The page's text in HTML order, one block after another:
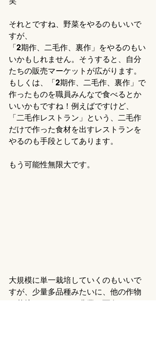
それとですね、野菜をやるのもいいで
すが、
「2期作、二毛作、裏作」をやるのもい
いかもしれません。そうすると、自分
たちの販売マーケットが広がります。
もしくは、「2期作、二毛作、裏作」で
作ったものを職員みんなで食べるとか
いいかもですね！例えばですけど、
「二毛作レストラン」という、二毛作
だけで作った食材を出すレストランを
やるのも手段としてあります。
もう可能性無限大です。
大規模に単一栽培していくのもいいで
すが、少量多品種みたいに、他の作物